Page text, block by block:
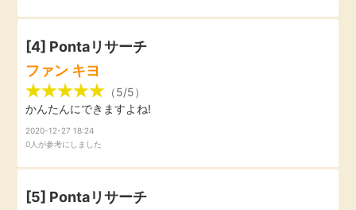
毎日ゲット
GMOポイ活の使い方
[4] Pontaリサーチ
ファン キヨ
（5/5）
かんたんにできますよね!
2020-12-27 18:24
0人が参考にしました
[5] Pontaリサーチ